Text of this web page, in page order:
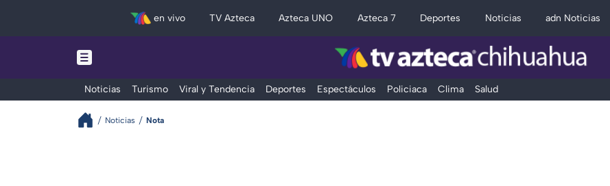
en vivo TV Azteca Azteca UNO Azteca 7 Deportes Noticias adn Noticias
Noticias Turismo Viral y Tendencia Deportes Espectáculos Policiaca Clima Salud
Noticias Nota